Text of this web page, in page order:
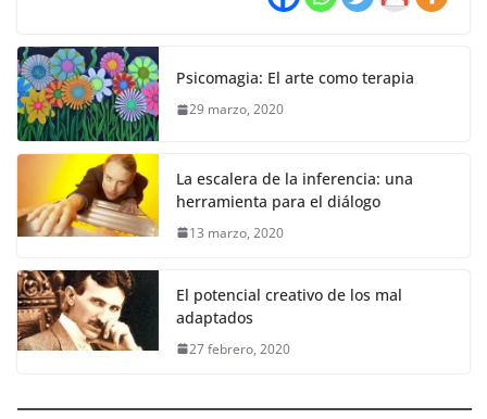
Psicomagia: El arte como terapia
29 marzo, 2020
La escalera de la inferencia: una
herramienta para el diálogo
13 marzo, 2020
El potencial creativo de los mal
adaptados
27 febrero, 2020